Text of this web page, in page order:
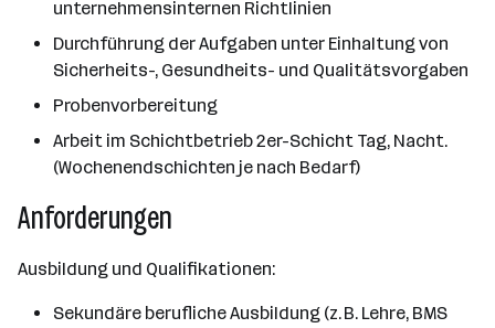
unternehmensinternen Richtlinien
Durchführung der Aufgaben unter Einhaltung von
Sicherheits-, Gesundheits- und Qualitätsvorgaben
Probenvorbereitung
Arbeit im Schichtbetrieb 2er-Schicht Tag, Nacht.
(Wochenendschichten je nach Bedarf)
Anforderungen
Ausbildung und Qualifikationen:
Sekundäre berufliche Ausbildung (z. B. Lehre, BMS